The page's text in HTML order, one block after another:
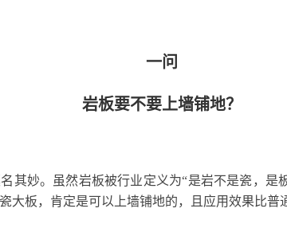
一问
岩板要不要上墙铺地？
其妙。虽然岩板被行业定义为“是岩不是瓷，是
大板，肯定是可以上墙铺地的，且应用效果比普